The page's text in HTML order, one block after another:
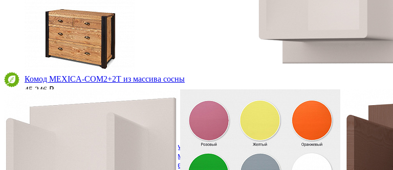
Комод MEXICA-COM2+2T из массива сосны
45 246 ₽
Деревянные кровати с подъемным механизмом
Кровати односпальные с подъемным механизмом
Кровати двуспальные с подъемным механизмом